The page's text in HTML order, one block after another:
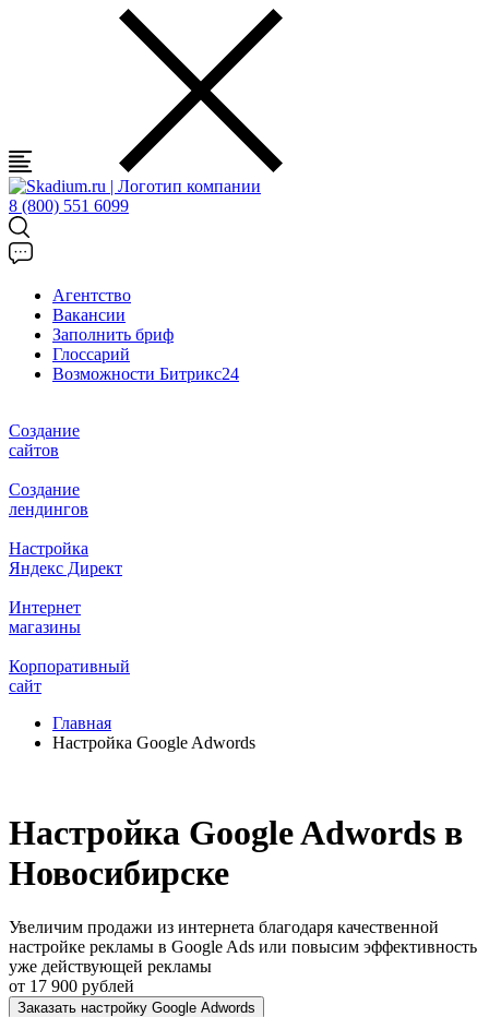
8 (800) 551 6099
Агентство
Вакансии
Заполнить бриф
Глоссарий
Возможности Битрикс24
Создание
сайтов
Создание
лендингов
Настройка
Яндекс Директ
Интернет
магазины
Корпоративный
сайт
Главная
Настройка Google Adwords
Настройка Google Adwords в
Новосибирске
Увеличим продажи из интернета благодаря качественной
настройке рекламы в Google Ads или повысим эффективность
уже действующей рекламы
от 17 900 рублей
Заказать настройку Google Adwords